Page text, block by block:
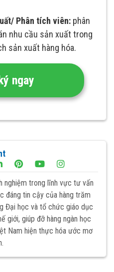
Phân tích viên: phân
nhu cầu sản xuất trong
sản xuất hàng hóa.
ngay
nghiệm trong lĩnh vực tư vấn
đáng tin cậy của hàng trăm
Đại học và tổ chức giáo dục
giới, giúp đỡ hàng ngàn học
Nam hiện thực hóa ước mơ